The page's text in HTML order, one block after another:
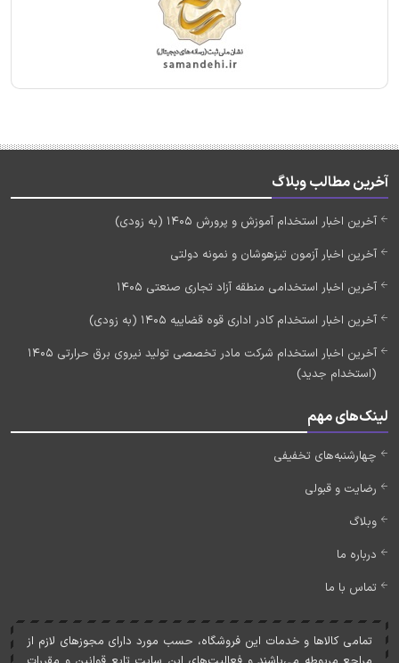
آخرین مطالب وبلاگ
آخرین اخبار استخدام آموزش و پرورش 1405 (به زودی)
آخرین اخبار آزمون تیزهوشان و نمونه دولتی
آخرین اخبار استخدامی منطقه آزاد تجاری صنعتی 1405
آخرین اخبار استخدام کادر اداری قوه قضاییه 1405 (به زودی)
آخرین اخبار استخدام شرکت مادر تخصصی تولید نیروی برق حرارتی 1405
(استخدام جدید)
لینک‌های مهم
چهارشنبه‌های تخفیفی
رضایت و قبولی
وبلاگ
درباره ما
تماس با ما
تمامی کالاها و خدمات اين فروشگاه، حسب مورد دارای مجوزهای لازم از